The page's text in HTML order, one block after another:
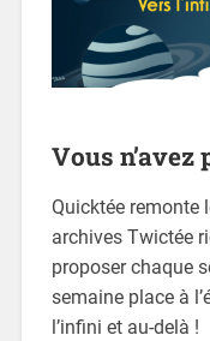
Vous n’avez
Quicktée remonte
archives Twictée
proposer chaque
semaine place à
l’infini et au-delà !